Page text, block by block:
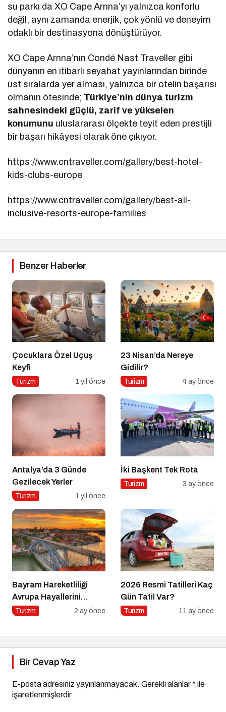
su parkı da XO Cape Arnna’yı yalnızca konforlu
değil, aynı zamanda enerjik, çok yönlü ve deneyim
odaklı bir destinasyona dönüştürüyor.
XO Cape Arnna’nın Condé Nast Traveller gibi
dünyanın en itibarlı seyahat yayınlarından birinde
üst sıralarda yer alması, yalnızca bir otelin başarısı
olmanın ötesinde; Türkiye’nin dünya turizm
sahnesindeki güçlü, zarif ve yükselen
konumunu uluslararası ölçekte teyit eden prestijli
bir başarı hikâyesi olarak öne çıkıyor.
https://www.cntraveller.com/gallery/best-hotel-
kids-clubs-europe
https://www.cntraveller.com/gallery/best-all-
inclusive-resorts-europe-families
Benzer Haberler
Çocuklara Özel Uçuş
Keyfi
Turizm 1 yıl önce
23 Nisan’da Nereye
Gidilir?
Turizm 4 ay önce
Antalya’da 3 Günde
Gezilecek Yerler
Turizm 1 yıl önce
İki Başkent Tek Rota
Turizm 3 ay önce
Bayram Hareketliliği
Avrupa Hayallerini
Tetikledi
Turizm 2 ay önce
2026 Resmi Tatilleri Kaç
Gün Tatil Var?
Turizm 11 ay önce
Bir Cevap Yaz
E-posta adresiniz yayınlanmayacak. Gerekli alanlar* ile
işaretlenmişlerdir